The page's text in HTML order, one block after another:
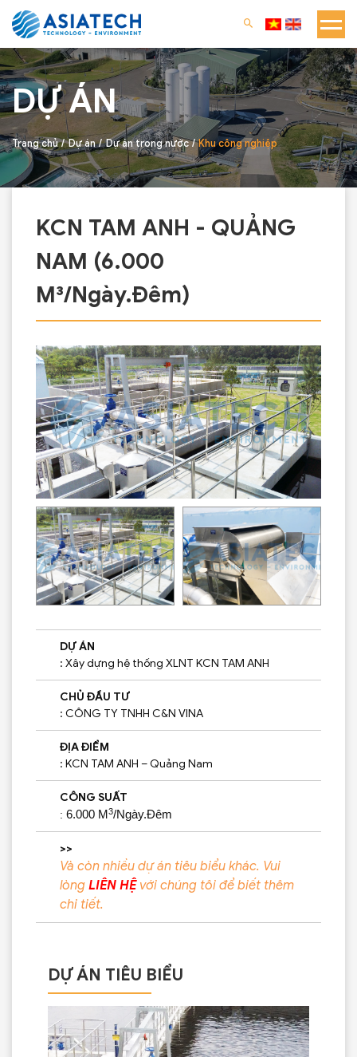
DỰ ÁN
Trang chủ Dự án Dự án trong nước Khu công nghiệp
KCN TAM ANH - QUẢNG
NAM (6.000
M³/Ngày.Đêm)
DỰ ÁN
: Xây dựng hệ thống XLNT KCN TAM ANH
CHỦ ĐẦU TƯ
: CÔNG TY TNHH C&N VINA
ĐỊA ĐIỂM
: KCN TAM ANH – Quảng Nam
CÔNG SUẤT
: 6.000 M 3/Ngày.Đêm
>>
Và còn nhiều dự án tiêu biểu khác. Vui
lòng LIÊN HỆvới chúng tôi để biết thêm
chi tiết.
DỰ ÁN TIÊU BIỂU